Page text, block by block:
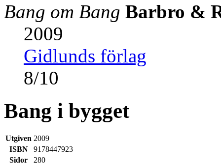
Bang om Bang Barbro &
2009
Gidlunds förlag
8/10
Bang i bygget
Utgiven 2009
ISBN
9178447923
Sidor
280